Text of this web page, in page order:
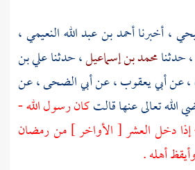
، أخبرناأحمد بن عبد الله النعيمي،
، حدثنامحمد بن إسماعيل، حدثناعلي بن
عنأبي يعقوب ،عنأبي الضحى، عن
الله تعالى عنها قالتكان رسول الله -
دخل العشر [ الأواخر ] من رمضان
أهله .